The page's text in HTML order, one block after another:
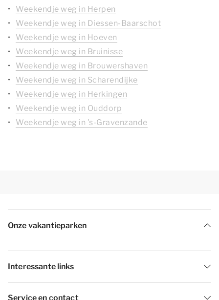
Weekendje weg in Herpen
Weekendje weg in Diessen-Baarschot
Weekendje weg in Hoeven
Weekendje weg in Bruinisse
Weekendje weg in Brouwershaven
Weekendje weg in Scharendijke
Weekendje weg in Herkingen
Weekendje weg in Ouddorp
Weekendje weg in 's-Gravenzande
Onze vakantieparken
Interessante links
Service en contact